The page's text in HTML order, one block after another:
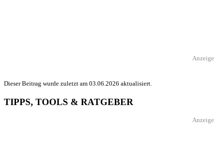
Anzeige
Dieser Beitrag wurde zuletzt am 03.06.2026 aktualisiert.
TIPPS, TOOLS & RATGEBER
Anzeige